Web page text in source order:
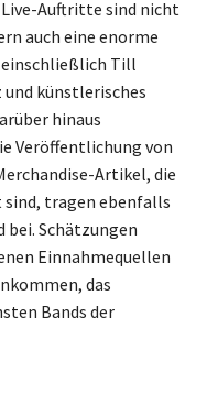
Live-Auftritte sind nicht
auch eine enorme
einschließlich Till
und künstlerisches
hinaus
Veröffentlichung von
Artikel, die
sind, tragen ebenfalls
bei. Schätzungen
Einnahmequellen
das
Bands der